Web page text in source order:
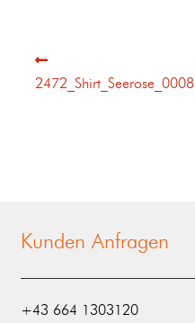
2472_Shirt_Seerose_0008
Kunden Anfragen
‭+43 664 1303120‬